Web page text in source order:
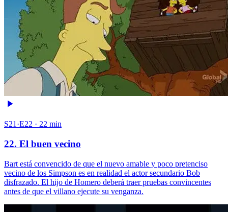
S21·E22 · 22 min
22. El buen vecino
Bart está convencido de que el nuevo amable y poco pretenciso
vecino de los Simpson es en realidad el actor secundario Bob
disfrazado. El hijo de Homero deberá traer pruebas convincentes
antes de que el villano ejecute su venganza.